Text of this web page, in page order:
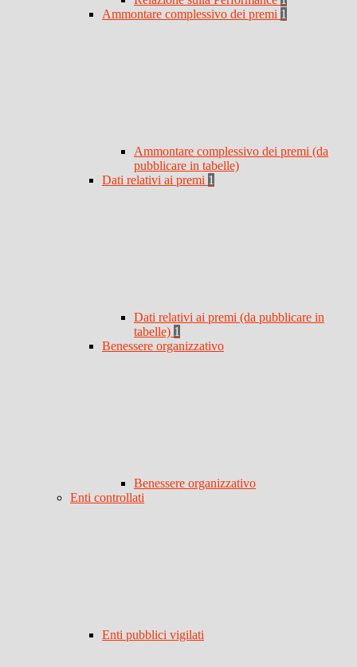
Ammontare complessivo dei premi 1
Ammontare complessivo dei premi (da
pubblicare in tabelle)
Dati relativi ai premi 1
Dati relativi ai premi (da pubblicare in
tabelle) 1
Benessere organizzativo
Benessere organizzativo
Enti controllati
Enti pubblici vigilati